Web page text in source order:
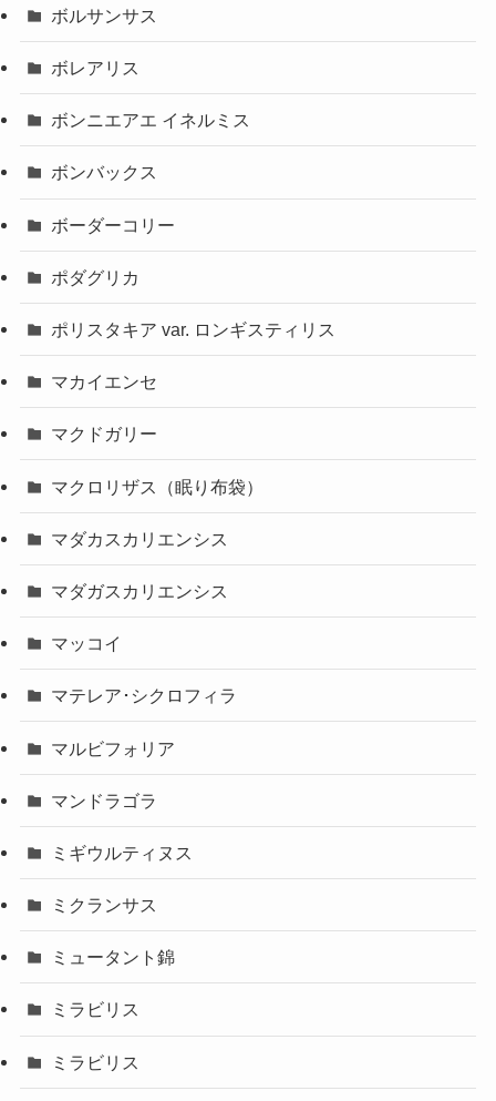
ボルサンサス
ボレアリス
ボンニエアエ イネルミス
ボンバックス
ボーダーコリー
ポダグリカ
ポリスタキア var. ロンギスティリス
マカイエンセ
マクドガリー
マクロリザス（眠り布袋）
マダカスカリエンシス
マダガスカリエンシス
マッコイ
マテレア･シクロフィラ
マルビフォリア
マンドラゴラ
ミギウルティヌス
ミクランサス
ミュータント錦
ミラビリス
ミラビリス